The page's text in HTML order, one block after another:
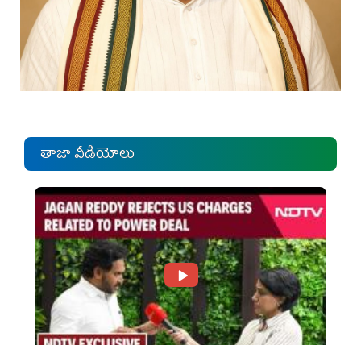
తాజా వీడియోలు